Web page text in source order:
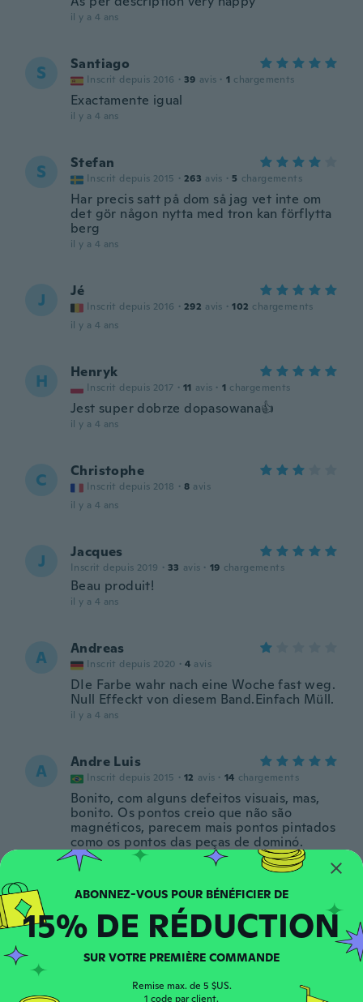
il y a 4 ans
S Santiago
Inscrit depuis 2016 · 39 avis · 1 chargements
Exactamente igual
il y a 4 ans
S Stefan
Inscrit depuis 2015 · 263 avis · 5 chargements
Har precis satt på dom så jag vet inte om
det gör någon nytta med tron kan förflytta
berg
il y a 4 ans
J Jé
Inscrit depuis 2016 · 292 avis · 102 chargements
il y a 4 ans
H Henryk
Inscrit depuis 2017 · 11 avis · 1 chargements
Jest super dobrze dopasowana👍
il y a 4 ans
C Christophe
Inscrit depuis 2018 · 8 avis
il y a 4 ans
J Jacques
Inscrit depuis 2019 · 33 avis · 19 chargements
Beau produit!
il y a 4 ans
A Andreas
Inscrit depuis 2020 · 4 avis
DIe Farbe wahr nach eine Woche fast weg.
Null Effeckt von diesem Band.Einfach Müll.
il y a 4 ans
A Andre Luis
Inscrit depuis 2015 · 12 avis · 14 chargements
Bonito, com alguns defeitos visuais, mas,
bonito. Os pontos creio que não são
magnéticos, parecem mais pontos pintados
como os pontos das peças de dominó.
il y a 5 ans
裕 Inscrit depuis 2017 · 1
avis
il y a 5 ans
M Inscrit depuis 2018 · 13 avis
15% DE RÉDUCTION
SUR VOTRE PREMIÈRE COMMANDE
Remise max. de 5 $US.
1 code par client.